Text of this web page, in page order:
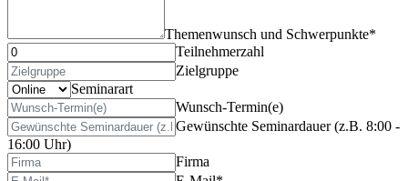
Themenwunsch und Schwerpunkte*
Teilnehmerzahl
Zielgruppe
Seminarart
Wunsch-Termin(e)
Gewünschte Seminardauer (z.B. 8:00 -
16:00 Uhr)
Firma